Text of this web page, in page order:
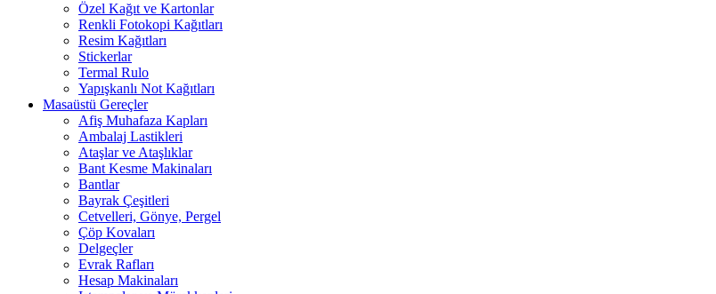
Özel Kağıt ve Kartonlar
Renkli Fotokopi Kağıtları
Resim Kağıtları
Stickerlar
Termal Rulo
Yapışkanlı Not Kağıtları
Masaüstü Gereçler
Afiş Muhafaza Kapları
Ambalaj Lastikleri
Ataşlar ve Ataşlıklar
Bant Kesme Makinaları
Bantlar
Bayrak Çeşitleri
Cetvelleri, Gönye, Pergel
Çöp Kovaları
Delgeçler
Evrak Rafları
Hesap Makinaları